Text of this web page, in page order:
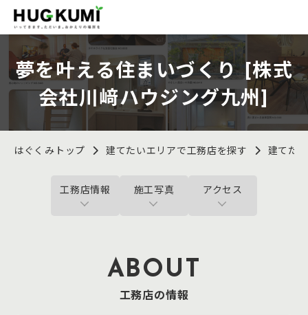
夢を叶える住まいづくり [株式
会社川﨑ハウジング九州]
はぐくみトップ 建てたいエリアで工務店を探す 建てた
工務店情報 施工写真 アクセス
ABOUT
工務店の情報